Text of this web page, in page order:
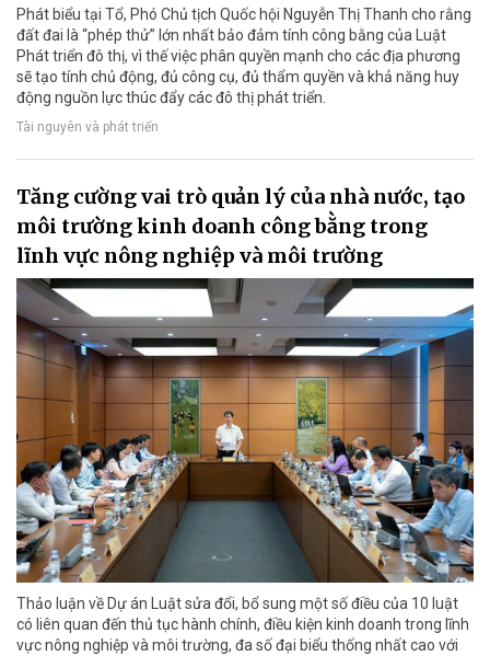
Phát biểu tại Tổ, Phó Chủ tịch Quốc hội Nguyễn Thị Thanh cho rằng
đất đai là “phép thử” lớn nhất bảo đảm tính công bằng của Luật
Phát triển đô thị, vì thế việc phân quyền mạnh cho các địa phương
sẽ tạo tính chủ động, đủ công cụ, đủ thẩm quyền và khả năng huy
động nguồn lực thúc đẩy các đô thị phát triển.
Tài nguyên và phát triển
Tăng cường vai trò quản lý của nhà nước, tạo
môi trường kinh doanh công bằng trong
lĩnh vực nông nghiệp và môi trường
Thảo luận về Dự án Luật sửa đổi, bổ sung một số điều của 10 luật
có liên quan đến thủ tục hành chính, điều kiện kinh doanh trong lĩnh
vực nông nghiệp và môi trường, đa số đại biểu thống nhất cao với